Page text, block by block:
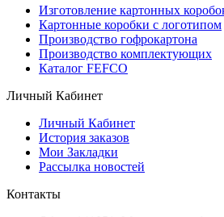
Изготовление картонных
Картонные коробки с логотипом
Производство гофрокартона
Производство комплектующих
Каталог FEFCO
Личный Кабинет
Личный Кабинет
История заказов
Мои Закладки
Рассылка новостей
Контакты